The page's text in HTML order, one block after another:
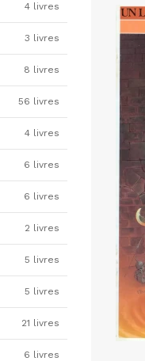
4 livres
3 livres
8 livres
56 livres
4 livres
6 livres
6 livres
2 livres
5 livres
5 livres
21 livres
6 livres